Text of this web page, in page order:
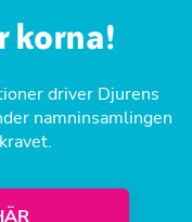
korna!
driver Djurens
namninsamlingen